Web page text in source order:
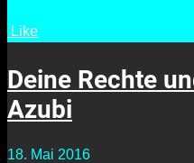
Like
Deine Rechte
Azubi
18. Mai 2016